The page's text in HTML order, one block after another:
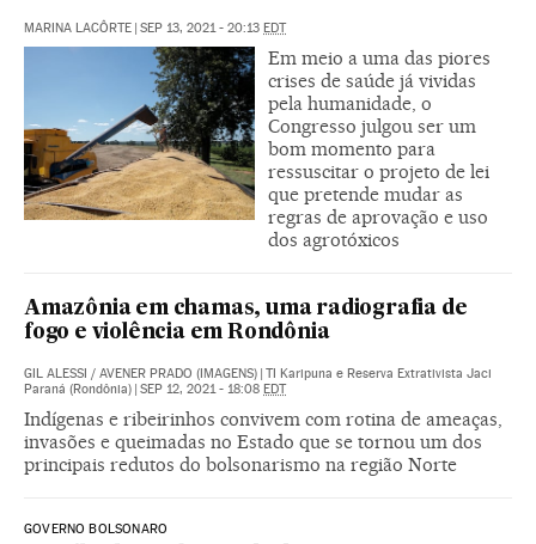
MARINA LACÔRTE SEP 13, 2021 - 20:13 EDT
Em meio a uma das piores
crises de saúde já vividas
pela humanidade, o
Congresso julgou ser um
bom momento para
ressuscitar o projeto de lei
que pretende mudar as
regras de aprovação e uso
dos agrotóxicos
Amazônia em chamas, uma radiografia de
fogo e violência em Rondônia
GIL ALESSI / AVENER PRADO (IMAGENS) TI Karipuna e Reserva Extrativista Jaci
Paraná (Rondônia) SEP 12, 2021 - 18:08 EDT
Indígenas e ribeirinhos convivem com rotina de ameaças,
invasões e queimadas no Estado que se tornou um dos
principais redutos do bolsonarismo na região Norte
GOVERNO BOLSONARO